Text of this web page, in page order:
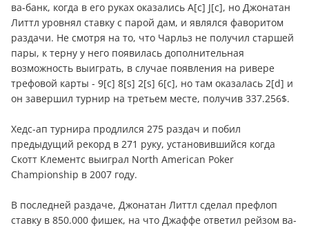
ва-банк, когда в его руках оказались A[c] J[c], но Джонатан
Литтл уровнял ставку с парой дам, и являлся фаворитом
раздачи. Не смотря на то, что Чарльз не получил старшей
пары, к терну у него появилась дополнительная
возможность выиграть, в случае появления на ривере
трефовой карты - 9[c] 8[s] 2[s] 6[c], но там оказалась 2[d] и
он завершил турнир на третьем месте, получив 337.256$.
Хедс-ап турнира продлился 275 раздач и побил
предыдущий рекорд в 271 руку, установившийся когда
Скотт Клементс выиграл North American Poker
Championship в 2007 году.
В последней раздаче, Джонатан Литтл сделал префлоп
ставку в 850.000 фишек, на что Джаффе ответил рейзом ва-